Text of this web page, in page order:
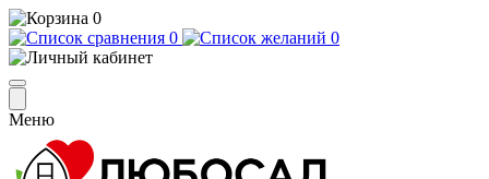
0
0
0
Меню